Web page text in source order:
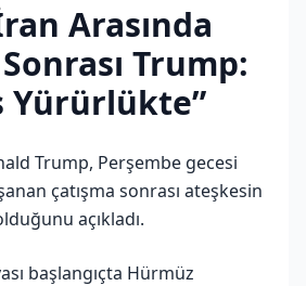
Arasında
Trump:
Yürürlükte”
Trump, Perşembe gecesi
çatışma sonrası ateşkesin
açıkladı.
başlangıçta Hürmüz